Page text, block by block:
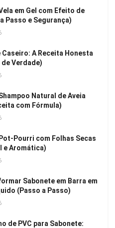
em Gel com Efeito de
Passo e Segurança)
A Receita Honesta
de Verdade)
Natural de Aveia
com Fórmula)
Pourri com Folhas Secas
e Aromática)
Sabonete em Barra em
(Passo a Passo)
de PVC para Sabonete: